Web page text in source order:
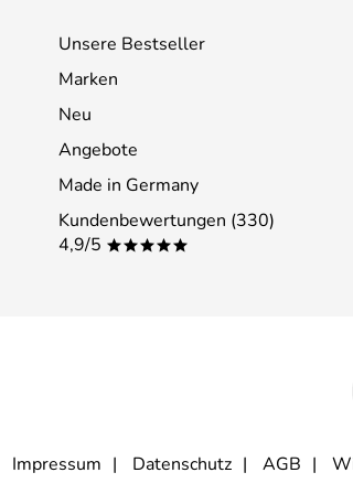
Unsere Bestseller
Marken
Neu
Angebote
Made in Germany
Kundenbewertungen (330)
4,9/5 *****
Impressum Datenschutz AGB